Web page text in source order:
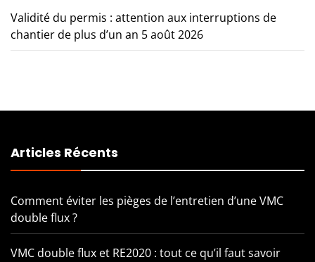
Validité du permis : attention aux interruptions de
chantier de plus d’un an 5 août 2026
Articles Récents
Comment éviter les pièges de l’entretien d’une VMC
double flux ?
VMC double flux et RE2020 : tout ce qu’il faut savoir